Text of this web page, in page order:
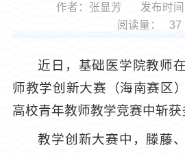
作者：张显芳
发布时
阅读量：
37
近日，基础医学院教师
师教学创新大赛（海南赛区
高校青年教师教学竞赛中斩获
教学创新大赛中，滕藤